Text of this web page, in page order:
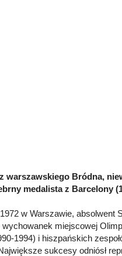
warszawskiego Bródna,
medalista z Barcelony
w Warszawie, absolwent
miejscowej
1994) i hiszpańskich
sukcesy odniósł